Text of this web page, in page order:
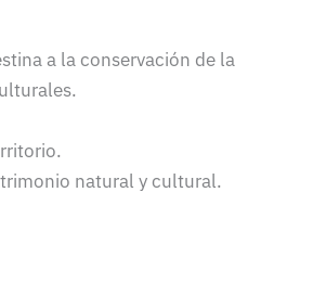
a la conservación de la
natural y cultural.